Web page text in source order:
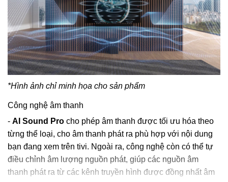
*Hình ảnh chỉ minh họa cho sản phẩm
Công nghệ âm thanh
- AI Sound Pro cho phép âm thanh được tối ưu hóa theo
từng thể loại, cho âm thanh phát ra phù hợp với nội dung
bạn đang xem trên tivi. Ngoài ra, công nghệ còn có thể tự
điều chỉnh âm lượng nguồn phát, giúp các nguồn âm
thanh phát ra từ các kênh truyền hình được đồng nhất âm